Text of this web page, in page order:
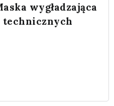
wygładzająca
technicznych